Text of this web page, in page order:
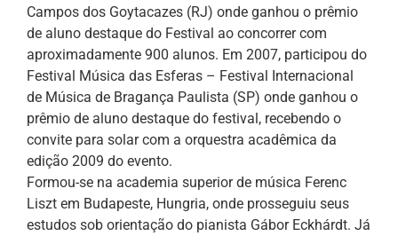
Campos dos Goytacazes (RJ) onde ganhou o prêmio
de aluno destaque do Festival ao concorrer com
aproximadamente 900 alunos. Em 2007, participou do
Festival Música das Esferas – Festival Internacional
de Música de Bragança Paulista (SP) onde ganhou o
prêmio de aluno destaque do festival, recebendo o
convite para solar com a orquestra acadêmica da
edição 2009 do evento.
Formou-se na academia superior de música Ferenc
Liszt em Budapeste, Hungria, onde prosseguiu seus
estudos sob orientação do pianista Gábor Eckhárdt. Já